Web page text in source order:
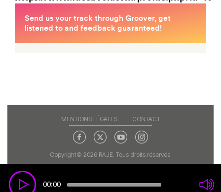
00:00
MENTIONS LÉGALES CONTACT
Copyright© 2026 RAJE. Tous droits réservés.